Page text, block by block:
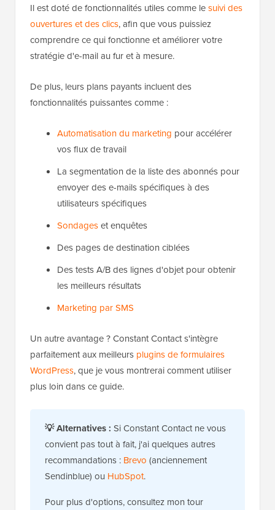
Il est doté de fonctionnalités utiles comme lesuivi des
ouvertures et des clics, afin que vous puissiez
comprendre ce qui fonctionne et améliorer votre
stratégie d'e-mail au fur et à mesure.
De plus, leurs plans payants incluent des
fonctionnalités puissantes comme :
Automatisation du marketing pour accélérer
vos flux de travail
La segmentation de la liste des abonnés pour
envoyer des e-mails spécifiques à des
utilisateurs spécifiques
Sondageset enquêtes
Des pages de destination ciblées
Des tests A/B des lignes d'objet pour obtenir
les meilleurs résultats
Marketing par SMS
Un autre avantage ? Constant Contact s'intègre
parfaitement aux meilleurs plugins de formulaires
WordPress, que je vous montrerai comment utiliser
plus loin dans ce guide.
💡Alternatives : Si Constant Contact ne vous
convient pas tout à fait, j'ai quelques autres
recommandations : Brevo (anciennement
Sendinblue) ou HubSpot.
Pour plus d'options, consultez mon tour